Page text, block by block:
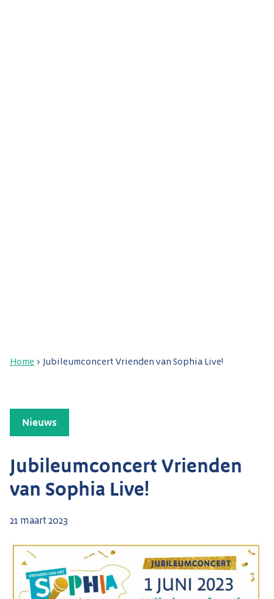
Home > Jubileumconcert Vrienden van Sophia Live!
Nieuws
Jubileumconcert Vrienden
van Sophia Live!
21 maart 2023